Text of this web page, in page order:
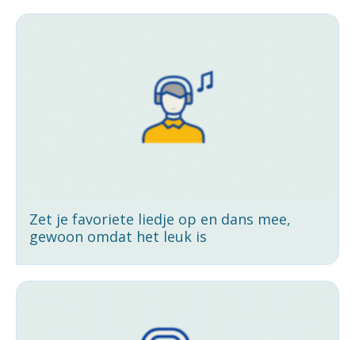
Zet je favoriete liedje op en dans mee,
gewoon omdat het leuk is